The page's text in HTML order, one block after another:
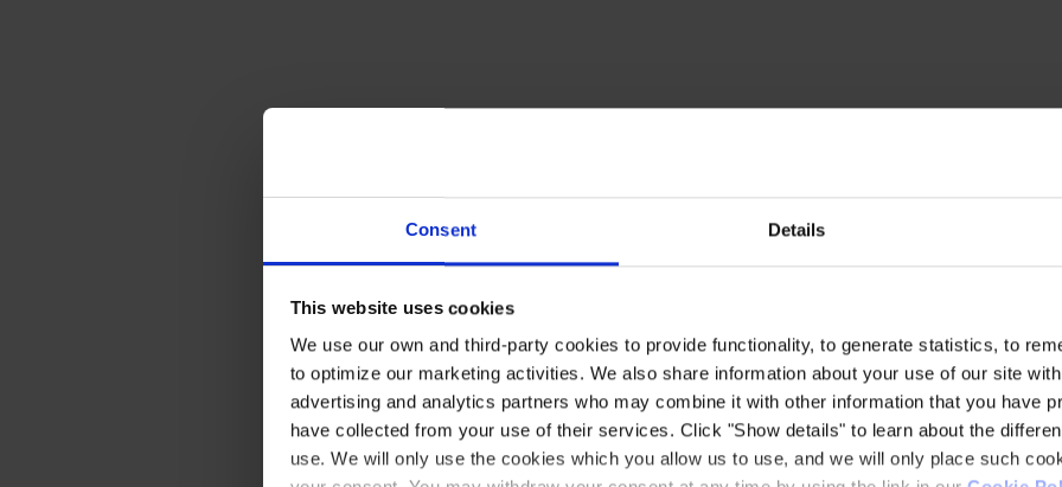
Consent Details
This website uses cookies
We use our own and third-party cookies to provide functionality, to generate statistics, to
to optimize our marketing activities. We also share information about your use of our site
advertising and analytics partners who may combine it with other information that you have
have collected from your use of their services. Click "Show details" to learn about the
use. We will only use the cookies which you allow us to use, and we will only place such